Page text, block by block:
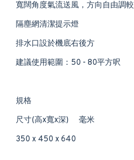
寬闊角度氣流送風，方向自由調較
隔塵網清潔提示燈
排水口設於機底右後方
建議使用範圍：50 - 80平方呎
規格
尺寸(高x寬x深)
毫米
350 x 450 x 640